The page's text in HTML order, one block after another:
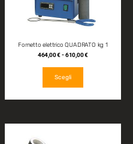
Fornetto elettrico QUADRATO kg 1
464,00€-610,00€
Scegli